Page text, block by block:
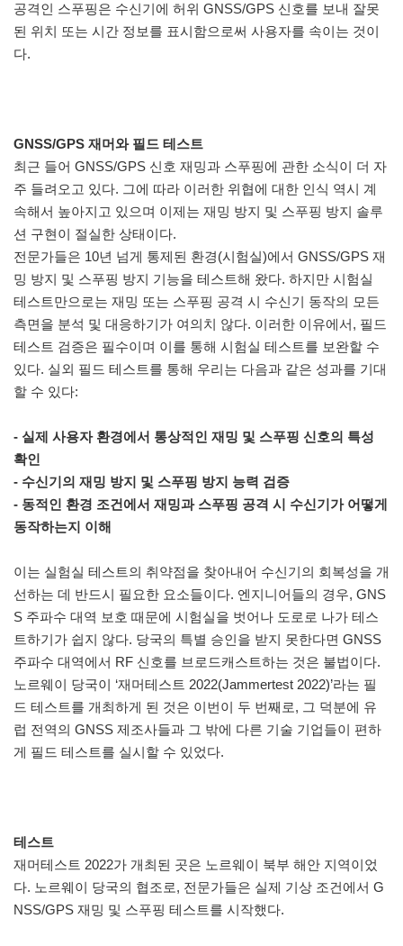
공격인 스푸핑은 수신기에 허위 GNSS/GPS 신호를 보내 잘못
된 위치 또는 시간 정보를 표시함으로써 사용자를 속이는 것이
다.
GNSS/GPS 재머와 필드 테스트
최근 들어 GNSS/GPS 신호 재밍과 스푸핑에 관한 소식이 더 자
주 들려오고 있다. 그에 따라 이러한 위협에 대한 인식 역시 계
속해서 높아지고 있으며 이제는 재밍 방지 및 스푸핑 방지 솔루
션 구현이 절실한 상태이다.
전문가들은 10년 넘게 통제된 환경(시험실)에서 GNSS/GPS 재
밍 방지 및 스푸핑 방지 기능을 테스트해 왔다. 하지만 시험실
테스트만으로는 재밍 또는 스푸핑 공격 시 수신기 동작의 모든
측면을 분석 및 대응하기가 여의치 않다. 이러한 이유에서, 필드
테스트 검증은 필수이며 이를 통해 시험실 테스트를 보완할 수
있다. 실외 필드 테스트를 통해 우리는 다음과 같은 성과를 기대
할 수 있다:
- 실제 사용자 환경에서 통상적인 재밍 및 스푸핑 신호의 특성
확인
- 수신기의 재밍 방지 및 스푸핑 방지 능력 검증
- 동적인 환경 조건에서 재밍과 스푸핑 공격 시 수신기가 어떻게
동작하는지 이해
이는 실험실 테스트의 취약점을 찾아내어 수신기의 회복성을 개
선하는 데 반드시 필요한 요소들이다. 엔지니어들의 경우, GNS
S 주파수 대역 보호 때문에 시험실을 벗어나 도로로 나가 테스
트하기가 쉽지 않다. 당국의 특별 승인을 받지 못한다면 GNSS
주파수 대역에서 RF 신호를 브로드캐스트하는 것은 불법이다.
노르웨이 당국이 ‘재머테스트 2022(Jammertest 2022)’라는 필
드 테스트를 개최하게 된 것은 이번이 두 번째로, 그 덕분에 유
럽 전역의 GNSS 제조사들과 그 밖에 다른 기술 기업들이 편하
게 필드 테스트를 실시할 수 있었다.
테스트
재머테스트 2022가 개최된 곳은 노르웨이 북부 해안 지역이었
다. 노르웨이 당국의 협조로, 전문가들은 실제 기상 조건에서 G
NSS/GPS 재밍 및 스푸핑 테스트를 시작했다.